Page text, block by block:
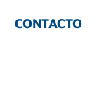
CONTACTO